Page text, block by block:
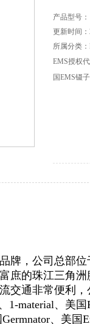
产品型号：
更新时间：
所属分类
EMS授权
国EMS镊
牌，公司总部
庶的珠江三角
交通非常便利
material、美
、美